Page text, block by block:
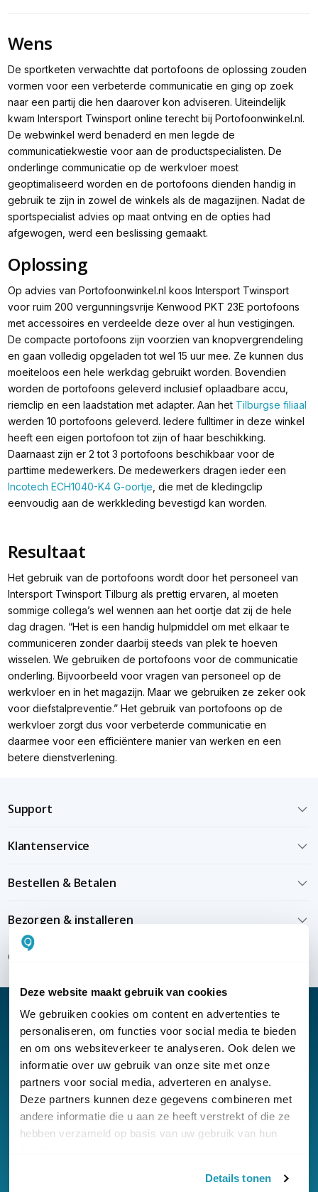
Deze website maakt gebruik van cookies
We gebruiken cookies om content en advertenties te
personaliseren, om functies voor social media te bieden
en om ons websiteverkeer te analyseren. Ook delen we
informatie over uw gebruik van onze site met onze
partners voor social media, adverteren en analyse.
Deze partners kunnen deze gegevens combineren met
andere informatie die u aan ze heeft verstrekt of die ze
hebben verzameld op basis van uw gebruik van hun
Details tonen
Wens
De sportketen verwachtte dat portofoons de oplossing zouden
vormen voor een verbeterde communicatie en ging op zoek
naar een partij die hen daarover kon adviseren. Uiteindelijk
kwam Intersport Twinsport online terecht bij Portofoonwinkel.nl.
De webwinkel werd benaderd en men legde de
communicatiekwestie voor aan de productspecialisten. De
onderlinge communicatie op de werkvloer moest
geoptimaliseerd worden en de portofoons dienden handig in
gebruik te zijn in zowel de winkels als de magazijnen. Nadat de
sportspecialist advies op maat ontving en de opties had
afgewogen, werd een beslissing gemaakt.
Oplossing
Op advies van Portofoonwinkel.nl koos Intersport Twinsport
voor ruim 200 vergunningsvrije Kenwood PKT 23E portofoons
met accessoires en verdeelde deze over al hun vestigingen.
De compacte portofoons zijn voorzien van knopvergrendeling
en gaan volledig opgeladen tot wel 15 uur mee. Ze kunnen dus
moeiteloos een hele werkdag gebruikt worden. Bovendien
worden de portofoons geleverd inclusief oplaadbare accu,
riemclip en een laadstation met adapter. Aan het Tilburgse filiaal
werden 10 portofoons geleverd. Iedere fulltimer in deze winkel
heeft een eigen portofoon tot zijn of haar beschikking.
Daarnaast zijn er 2 tot 3 portofoons beschikbaar voor de
parttime medewerkers. De medewerkers dragen ieder een
Incotech ECH1040-K4 G-oortje , die met de kledingclip
eenvoudig aan de werkkleding bevestigd kan worden.
Resultaat
Het gebruik van de portofoons wordt door het personeel van
Intersport Twinsport Tilburg als prettig ervaren, al moeten
sommige collega’s wel wennen aan het oortje dat zij de hele
dag dragen. “Het is een handig hulpmiddel om met elkaar te
communiceren zonder daarbij steeds van plek te hoeven
wisselen. We gebruiken de portofoons voor de communicatie
onderling. Bijvoorbeeld voor vragen van personeel op de
werkvloer en in het magazijn. Maar we gebruiken ze zeker ook
voor diefstalpreventie.” Het gebruik van portofoons op de
werkvloer zorgt dus voor verbeterde communicatie en
daarmee voor een efficiëntere manier van werken en een
betere dienstverlening.
Support
Klantenservice
Bestellen & Betalen
Bezorgen & installeren
Over KommaGo
Nieuwsbrief
Klantenservice